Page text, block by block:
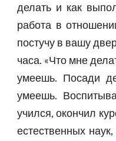
делать и как
работа в
постучу в вашу
часа. «Что мне
умеешь. Посади
умеешь.
учился, окончил
естественных